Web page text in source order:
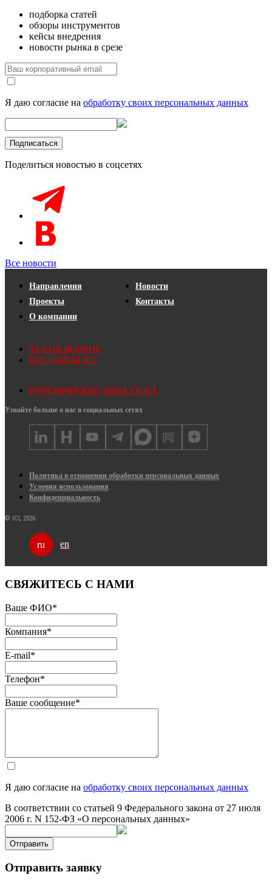
подборка статей
обзоры инструментов
кейсы внедрения
новости рынка в срезе
Я даю согласие на обработку своих персональных данных
Поделиться новостью в соцсетях
Все новости
Направления
Проекты
О компании
Новости
Контакты
ЗАДАТЬ ВОПРОС
ВСЕ САЙТЫ ICL
ЮРИДИЧЕСКИЕ ЛИЦА ГК ICL
Узнайте больше о нас в социальных сетях
Политика в отношении обработки персональных данных
Условия использования
Конфиденциальность
© ICL 2026
ru en
СВЯЖИТЕСЬ С НАМИ
Ваше ФИО*
Компания*
E-mail*
Телефон*
Ваше сообщение*
Я даю согласие на обработку своих персональных данных
В соответствии со статьей 9 Федерального закона от 27 июля
2006 г. N 152-ФЗ «О персональных данных»
Отправить
Отправить заявку